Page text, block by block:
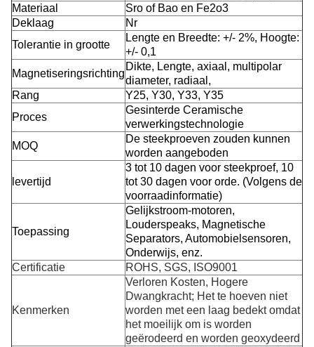
Materiaal
Sro of Bao en Fe2o3
Deklaag
Nr
Tolerantie in grootte
Lengte en Breedte: +/- 2%, Hoogte:
+/- 0,1
Magnetiseringsrichting
Dikte, Lengte, axiaal, multipolar
diameter, radiaal,
Rang
Y25, Y30, Y33, Y35
Proces
Gesinterde Ceramische
verwerkingstechnologie
MOQ
De steekproeven zouden kunnen
worden aangeboden
levertijd
3 tot 10 dagen voor steekproef, 10
tot 30 dagen voor orde. (Volgens de
voorraadinformatie)
Toepassing
Gelijkstroom-motoren,
Louderspeaks, Magnetische
Separators, Automobielsensoren,
Onderwijs, enz.
Certificatie
ROHS, SGS, ISO9001
Kenmerken
Verloren Kosten, Hogere
Dwangkracht; Het te hoeven niet
worden met een laag bedekt omdat
het moeilijk om is worden
geërodeerd en worden geoxydeerd